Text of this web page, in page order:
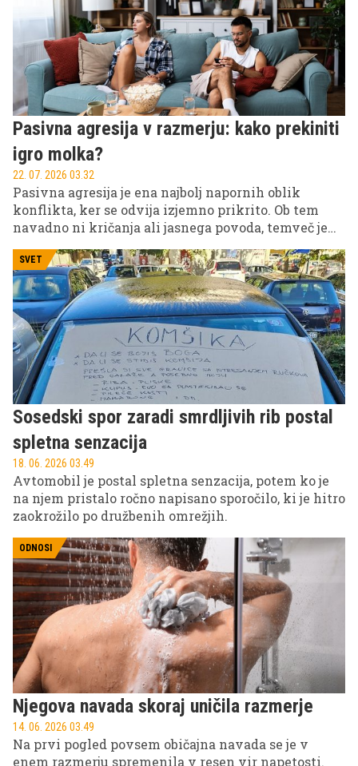
Pasivna agresija v razmerju: kako prekiniti
igro molka?
22. 07. 2026 03.32
Pasivna agresija je ena najbolj napornih oblik
konflikta, ker se odvija izjemno prikrito. Ob tem
navadno ni kričanja ali jasnega povoda, temveč je
prisotna tišina, ki ustvarja napeto vzdušje. Hladen
ton, zavijanje z očmi, pikre pripombe ali
emocionalen odmik lahko indicirajo, da je v igri
pasivna agresija.
SVET
Sosedski spor zaradi smrdljivih rib postal
spletna senzacija
18. 06. 2026 03.49
Avtomobil je postal spletna senzacija, potem ko je
na njem pristalo ročno napisano sporočilo, ki je hitro
zaokrožilo po družbenih omrežjih.
ODNOSI
Njegova navada skoraj uničila razmerje
14. 06. 2026 03.49
Na prvi pogled povsem običajna navada se je v
enem razmerju spremenila v resen vir napetosti.